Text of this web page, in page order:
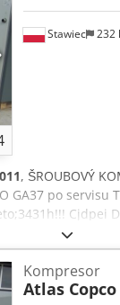
Stawiec 232
, ŠROUBOVÝ
GA37 po
Cjdpei
Kompresor
Atlas Copco